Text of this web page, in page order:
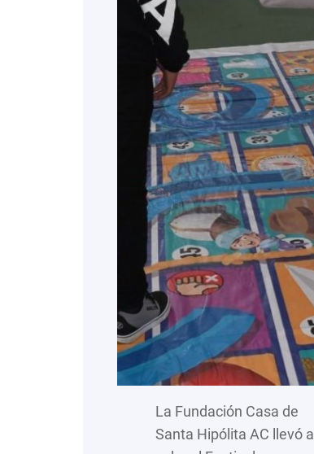
La Fundación Casa de
Santa Hipólita AC llevó a